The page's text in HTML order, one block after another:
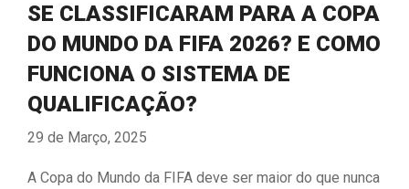
SE CLASSIFICARAM PARA A COPA
DO MUNDO DA FIFA 2026? E COMO
FUNCIONA O SISTEMA DE
QUALIFICAÇÃO?
29 de Março, 2025
A Copa do Mundo da FIFA deve ser maior do que nunca